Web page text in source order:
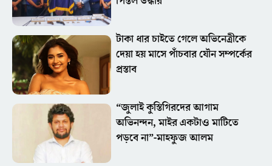
টাকা ধার চাইতে গেলে অভিনেত্রীকে
দেয়া হয় মাসে পাঁচবার যৌন সম্পর্কের
প্রস্তাব
“জুলাই কুস্তিগিরদের আগাম
অভিনন্দন, মাইর একটাও মাটিতে
পড়বে না”-মাহফুজ আলম